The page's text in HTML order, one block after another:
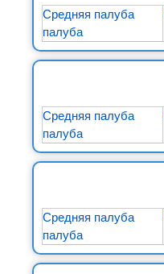
Средняя палуба
палуба
Средняя палуба
палуба
Средняя палуба
палуба